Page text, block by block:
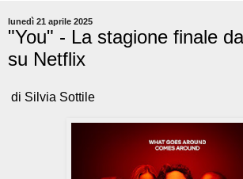
lunedì 21 aprile 2025
"You" - La stagione finale
su Netflix
di Silvia Sottile